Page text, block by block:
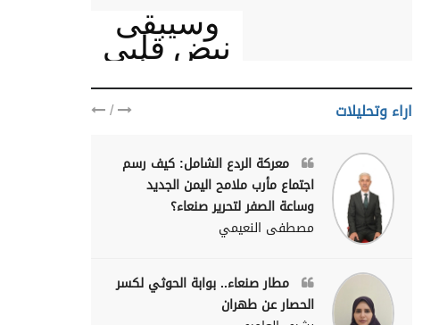
وسيبقى
نبض قلبي
يمنيا
اراء وتحليلات /
معركة الردع الشامل: كيف رسم
اجتماع مأرب ملامح اليمن الجديد
وساعة الصفر لتحرير صنعاء؟
مصطفى النعيمي
مطار صنعاء.. بوابة الحوثي لكسر
الحصار عن طهران